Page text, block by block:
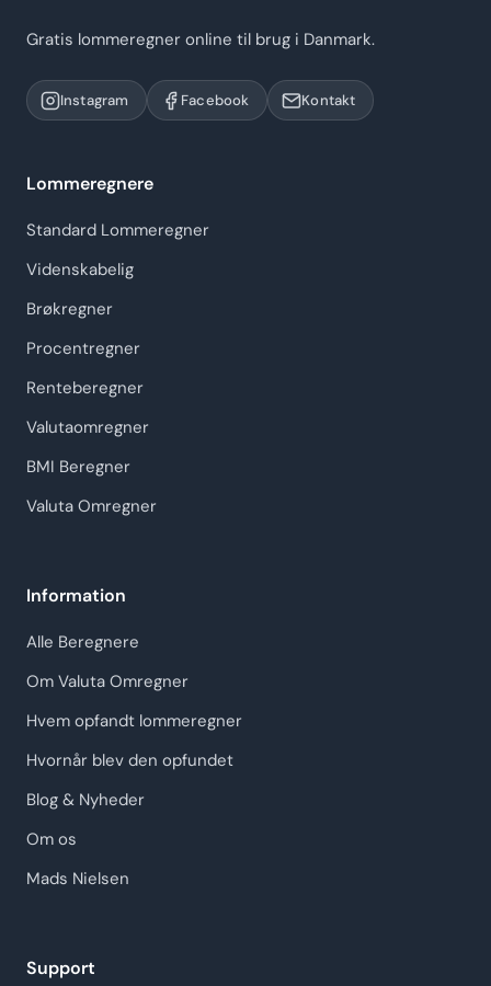
Gratis lommeregner online til brug i Danmark.
Instagram Facebook Kontakt
Lommeregnere
Standard Lommeregner
Videnskabelig
Brøkregner
Procentregner
Renteberegner
Valutaomregner
BMI Beregner
Valuta Omregner
Information
Alle Beregnere
Om Valuta Omregner
Hvem opfandt lommeregner
Hvornår blev den opfundet
Blog & Nyheder
Om os
Mads Nielsen
Support